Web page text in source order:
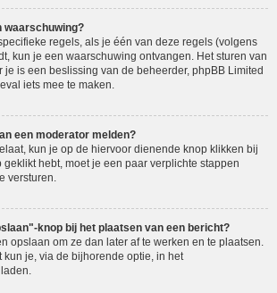
waarschuwing?
regels, als je één van deze regels (volgens
kun je een waarschuwing ontvangen. Het sturen van
is een beslissing van de beheerder, phpBB Limited
iets mee te maken.
een moderator melden?
kun je op de hiervoor dienende knop klikken bij
geklikt hebt, moet je een paar verplichte stappen
versturen.
knop bij het plaatsen van een bericht?
opslaan om ze dan later af te werken en te plaatsen.
kun je, via de bijhorende optie, in het